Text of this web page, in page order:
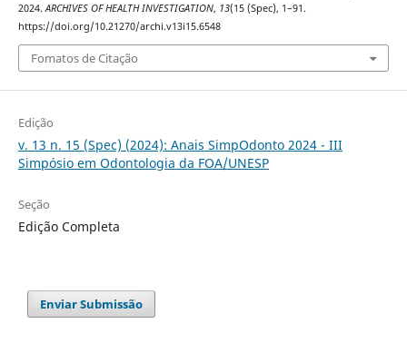
2024. ARCHIVES OF HEALTH INVESTIGATION, 13(15 (Spec), 1–91.
https://doi.org/10.21270/archi.v13i15.6548
Fomatos de Citação
Edição
v. 13 n. 15 (Spec) (2024): Anais SimpOdonto 2024 - III
Simpósio em Odontologia da FOA/UNESP
Seção
Edição Completa
Enviar Submissão